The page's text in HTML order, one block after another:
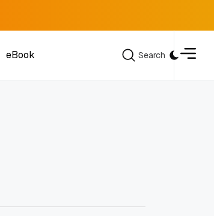
eBook
Search